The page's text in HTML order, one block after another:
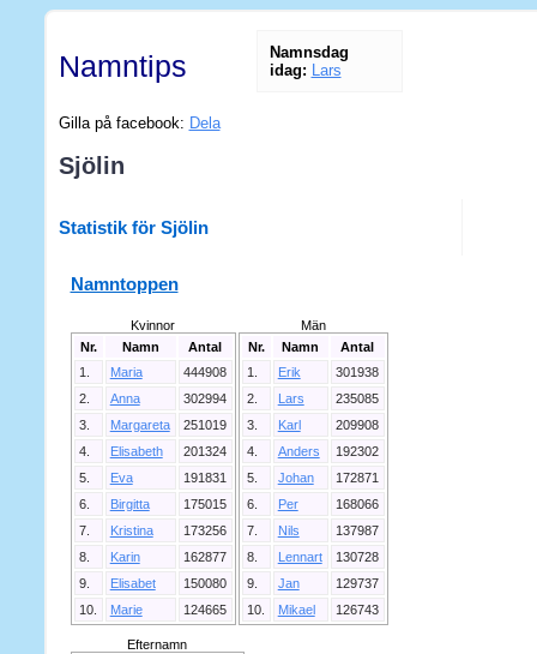
Namntips
Gilla på facebook: Dela
Namnsdag
idag: Lars
Sjölin
Statistik för Sjölin
Namntoppen
Kvinnor
Nr.
Namn
Antal
1.
Maria
444908
2.
Anna
302994
3.
Margareta
251019
4.
Elisabeth
201324
5.
Eva
191831
6.
Birgitta
175015
7.
Kristina
173256
8.
Karin
162877
9.
Elisabet
150080
10.
Marie 124665
Män
Nr.
Namn
Antal
1.
Erik
301938
2.
Lars
235085
3.
Karl
209908
4.
Anders
192302
5.
Johan
172871
6.
Per
168066
7.
Nils
137987
8.
Lennart
130728
9.
Jan
129737
10.
Mikael 126743
Efternamn